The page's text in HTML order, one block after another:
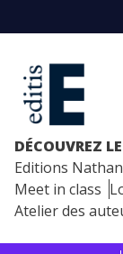
DÉCOUVREZ
Editions Nathan
Meet in class
Atelier des